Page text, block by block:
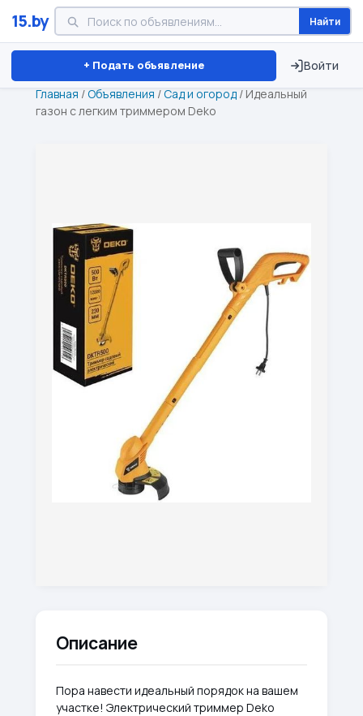
15.by Найти
+ Подать объявление Войти
Минск Витебск Брест ⏱ ТОЛЬКО 15 ДНЕЙ
Главная /Объявления / Сад и огород / Идеальный
газон с легким триммером Deko
Описание
Пора навести идеальный порядок на вашем
участке! Электрический триммер Deko